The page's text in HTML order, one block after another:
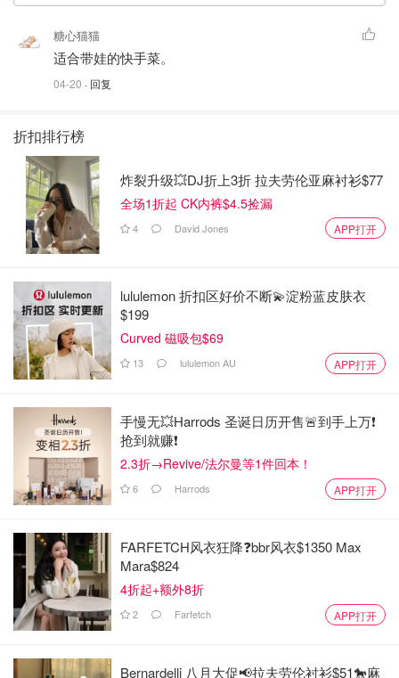
糖心猫猫
适合带娃的快手菜。
04-20 · 回复
折扣排行榜
炸裂升级💥DJ折上3折 拉夫劳伦亚麻衬衫$77
全场1折起 CK内裤$4.5捡漏
4 David Jones APP打开
lululemon 折扣区好价不断💫淀粉蓝皮肤衣
$199
Curved 磁吸包$69
13 lululemon AU APP打开
手慢无💥Harrods 圣诞日历开售🚨到手上万❗️
抢到就赚❗️
2.3折→Revive/法尔曼等1件回本！
6 Harrods APP打开
FARFETCH风衣狂降❓bbr风衣$1350 Max
Mara$824
4折起+额外8折
2 Farfetch APP打开
Bernardelli 八月大促📢拉夫劳伦衬衫$51🐎麻